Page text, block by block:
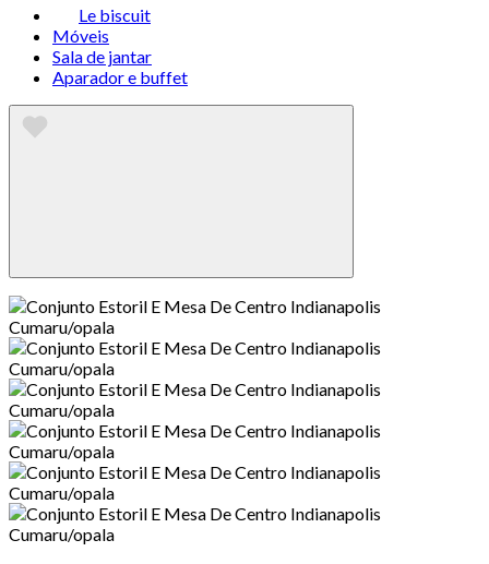
Le biscuit
Móveis
Sala de jantar
Aparador e buffet